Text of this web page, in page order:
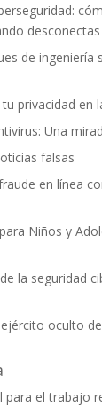
desconectas
de ingeniería
privacidad en
Una
falsas
en línea
Niños y
la seguridad
oculto
para el trabajo